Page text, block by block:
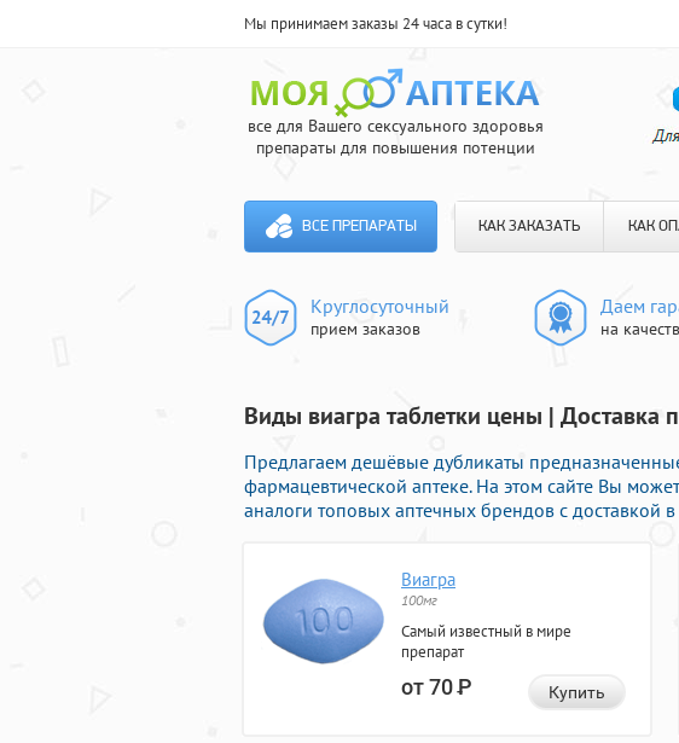
Мы принимаем заказы 24 часа в сутки!
все для Вашего сексуального здоровья
препараты для повышения потенции
ВСЕ ПРЕПАРАТЫ КАК ЗАКАЗАТЬ КАК
Круглосуточный
прием заказов
Даем
на
Виды виагра таблетки цены | Доставка
Предлагаем дешёвые дубликаты
фармацевтической аптеке. На этом сайте Вы
аналоги топовых аптечных брендов с доставкой
Виагра
100мг
Самый известный в мире
препарат
от 70Р Купить